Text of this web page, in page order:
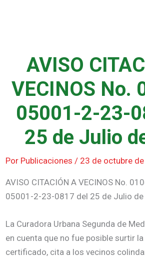
AVISO
VECINOS No.
05001-2-23-
25 de Julio
Por Publicaciones / 23 de octubre
AVISO CITACIÓN A VECINOS No.
05001-2-23-0817 del 25 de Julio
La Curadora Urbana Segunda de
en cuenta que no fue posible surtir
certificado, cita a los vecinos